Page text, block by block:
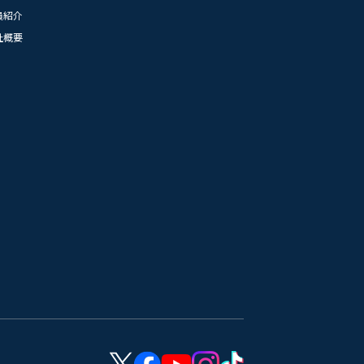
紹介
概要